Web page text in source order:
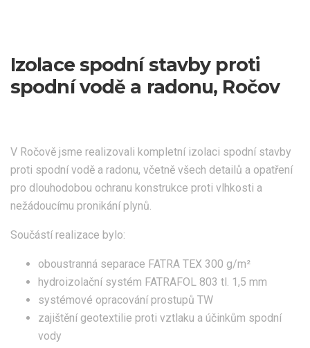
Izolace spodní stavby proti
spodní vodě a radonu, Ročov
V Ročově jsme realizovali kompletní izolaci spodní stavby
proti spodní vodě a radonu, včetně všech detailů a opatření
pro dlouhodobou ochranu konstrukce proti vlhkosti a
nežádoucímu pronikání plynů.
Součástí realizace bylo:
oboustranná separace FATRA TEX 300 g/m²
hydroizolační systém FATRAFOL 803 tl. 1,5 mm
systémové opracování prostupů TW
zajištění geotextilie proti vztlaku a účinkům spodní
vody